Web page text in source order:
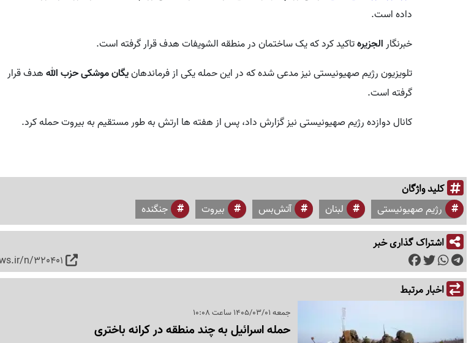
داده است.
خبرنگارالجزیرهتاکید کرد که یک ساختمان در منطقه الشویفات هدف قرار گرفته است.
تلویزیون رژیم صهیونیستی نیز مدعی شده که در این حمله یکی از فرماندهانیگان موشکیحزب اللههدف قرار
گرفته است.
کانال دوازده رژیم صهیونیستی نیز گزارش داد، پس از هفته ها ارتش به طور مستقیم به بیروت حمله کرد.
کلید واژگان
رژیم صهیونیستی لبنان آتش‌بس بیروت جنگنده
اشتراک گذاری خبر
n/320401
اخبار مرتبط
جمعه 1405/03/01 ساعت 10:08
حمله اسرائیل به چند منطقه در کرانه باختری